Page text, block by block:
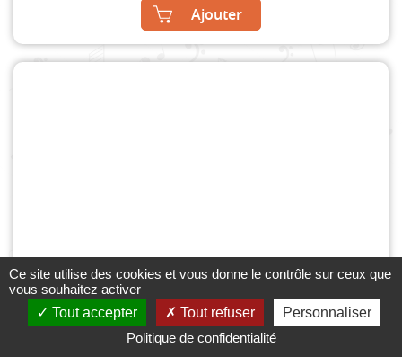
Ajouter
Méthode Pour Apprendre A Jouer Du Luth
MITERAN ALAIN
Luth
Ce site utilise des cookies et vous donne le contrôle sur ceux que
vous souhaitez activer
Tout accepter
Tout refuser
Personnaliser
Politique de confidentialité